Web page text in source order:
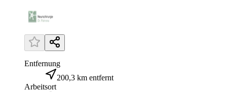
Entfernung
200,3 km entfernt
Arbeitsort